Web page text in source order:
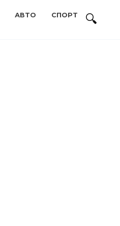
АВТО СПОРТ